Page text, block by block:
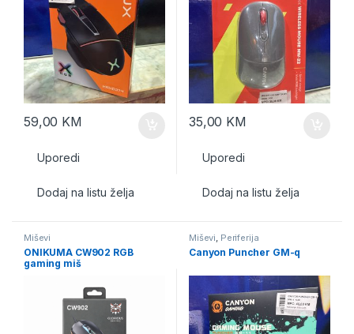
59,00 KM
Uporedi
Dodaj na listu želja
35,00 KM
Uporedi
Dodaj na listu želja
Miševi
ONIKUMA CW902 RGB
gaming miš
Miševi, Periferija
Canyon Puncher GM-q